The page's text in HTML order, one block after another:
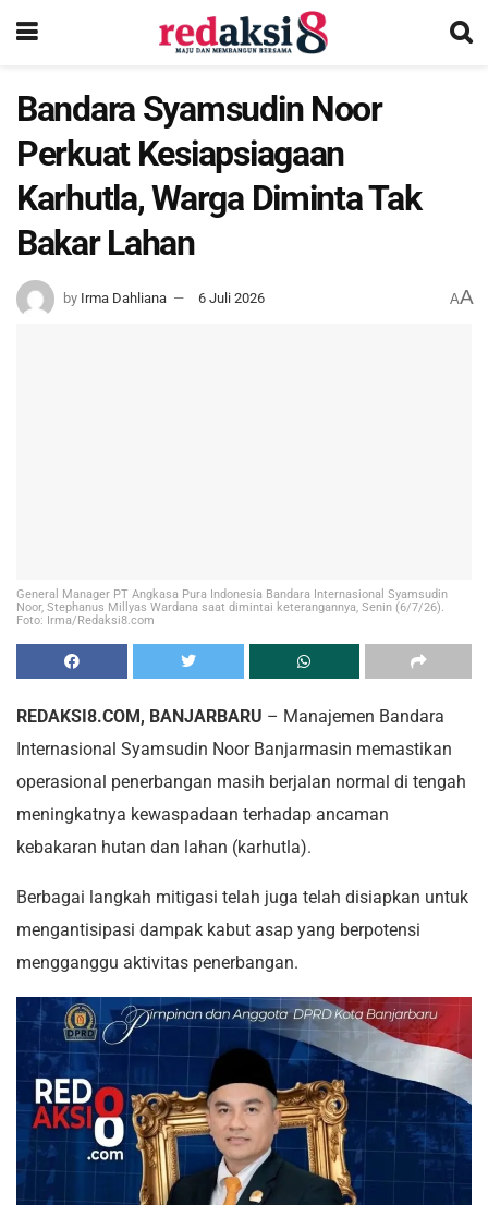
Bandara Syamsudin Noor
Perkuat Kesiapsiagaan
Karhutla, Warga Diminta Tak
Bakar Lahan
by Irma Dahliana 6 Juli 2026 AA
General Manager PT Angkasa Pura Indonesia Bandara Internasional Syamsudin
Noor, Stephanus Millyas Wardana saat dimintai keterangannya, Senin (6/7/26).
Foto: Irma/Redaksi8.com
REDAKSI8.COM, BANJARBARU – Manajemen Bandara
Internasional Syamsudin Noor Banjarmasin memastikan
operasional penerbangan masih berjalan normal di tengah
meningkatnya kewaspadaan terhadap ancaman
kebakaran hutan dan lahan (karhutla).
Berbagai langkah mitigasi telah juga telah disiapkan untuk
mengantisipasi dampak kabut asap yang berpotensi
mengganggu aktivitas penerbangan.